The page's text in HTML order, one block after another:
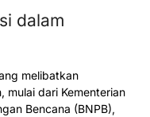
dalam
melibatkan
mulai dari Kementerian
Bencana (BNPB),